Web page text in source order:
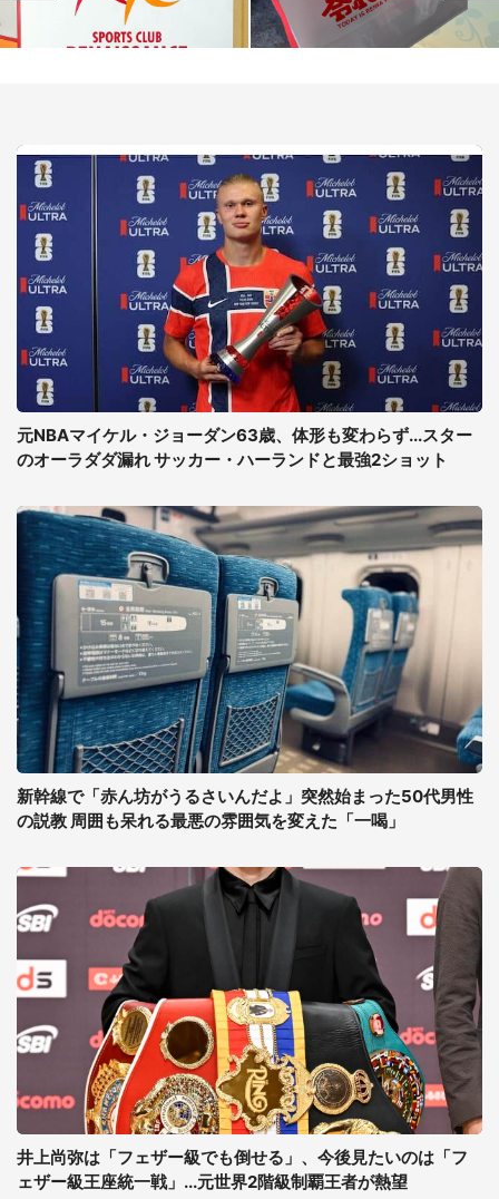
元NBAマイケル・ジョーダン63歳、体形も変わらず...スター
のオーラダダ漏れ サッカー・ハーランドと最強2ショット
新幹線で「赤ん坊がうるさいんだよ」突然始まった50代男性
の説教 周囲も呆れる最悪の雰囲気を変えた「一喝」
井上尚弥は「フェザー級でも倒せる」、今後見たいのは「フ
ェザー級王座統一戦」...元世界2階級制覇王者が熱望